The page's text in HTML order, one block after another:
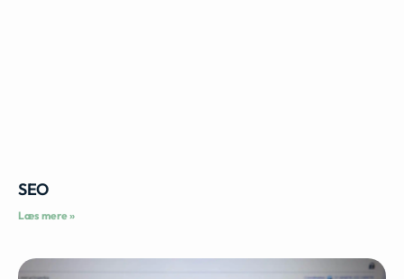
SEO
Læs mere »